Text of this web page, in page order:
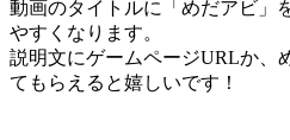
動画のタイトルに「めだアビ」
やすくなります。
説明文にゲームページURLか、
てもらえると嬉しいです！